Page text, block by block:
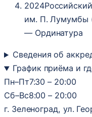
2024
им. П. Лумумбы
— Ординатура
Сведения об
График приёма и
Пн–Пт7:30 – 20:00
Сб–Вс8:00 – 20:00
г. Зеленоград, ул.